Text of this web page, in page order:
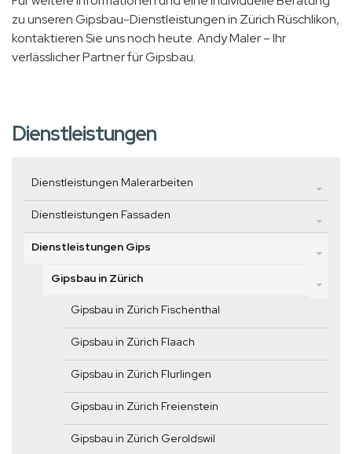
zu unseren Gipsbau-Dienstleistungen in Zürich Rüschlikon,
kontaktieren Sie uns noch heute. Andy Maler – Ihr
verlässlicher Partner für Gipsbau.
Dienstleistungen
Dienstleistungen Malerarbeiten
Dienstleistungen Fassaden
Dienstleistungen Gips
Gipsbau in Zürich
Gipsbau in Zürich Fischenthal
Gipsbau in Zürich Flaach
Gipsbau in Zürich Flurlingen
Gipsbau in Zürich Freienstein
Gipsbau in Zürich Geroldswil